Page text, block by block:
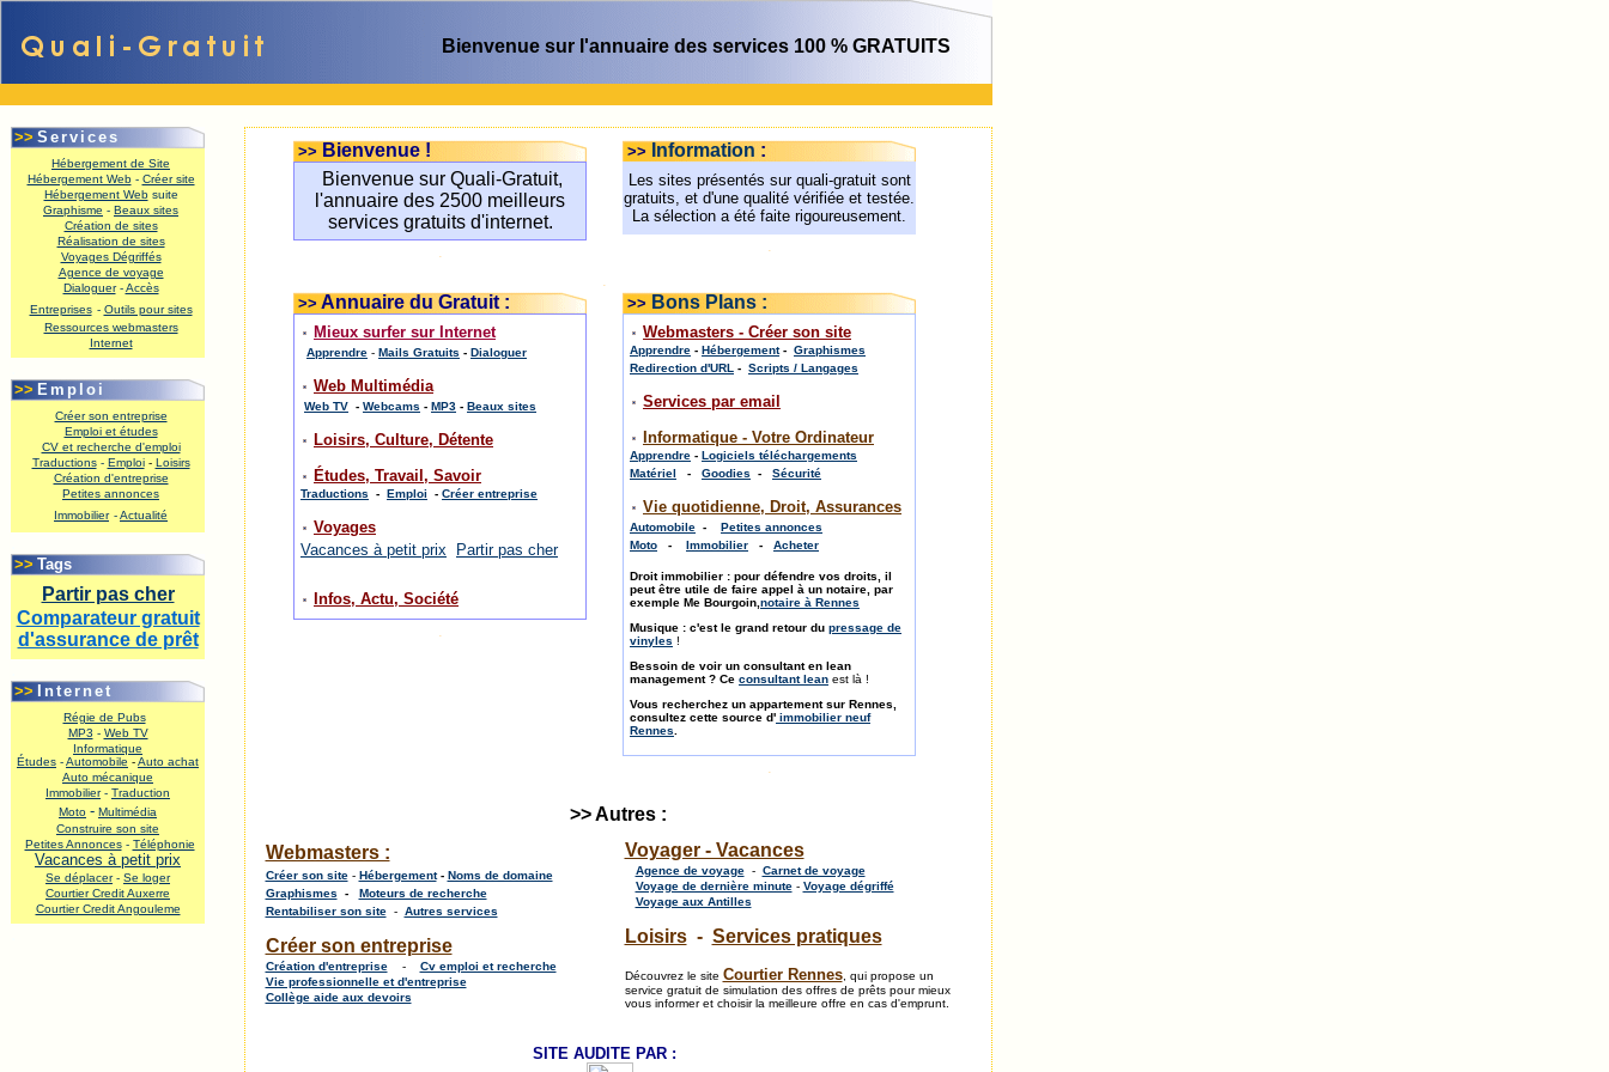
Bienvenue sur l'annuaire des services 100 % GRATUITS
>> Services
Hébergement de Site
Hébergement Web- Créer site
Hébergement Websuite
Graphisme - Beaux sites
Création de sites
Réalisation de sites
Voyages Dégriffés
Agence de voyage
Dialoguer-Accès
Entreprises - Outils pour sites
Ressources webmasters
Internet
>> Emploi
Créer son entreprise
Emploi et études
CV et recherche d'emploi
Traductions- Emploi- Loisirs
Création d'entreprise
Petites annonces
Immobilier -Actualité
>> Tags
Partir pas cher
Comparateur gratuit
d'assurance de prêt
>> Internet
Régie de Pubs
MP3 - Web TV
Informatique
Études -Automobile -Auto achat
Auto mécanique
Immobilier- Traduction
Moto - Multimédia
Construire son site
Petites Annonces- Téléphonie
Vacances à petit prix
Se déplacer- Se loger
Courtier Credit Auxerre
Courtier Credit Angouleme
>> Bienvenue !
Bienvenue sur Quali-Gratuit,
l'annuaire des 2500 meilleurs
services gratuits d'internet.
.
>> Information :
Les sites présentés sur quali-gratuit sont
gratuits, et d'une qualité vérifiée et testée.
La sélection a été faite rigoureusement.
.
.
>> Annuaire du Gratuit :
Mieux surfer sur Internet
Apprendre - Mails Gratuits - Dialoguer
Web Multimédia
Web TV - Webcams - MP3 - Beaux sites
Loisirs, Culture, Détente
Études, Travail, Savoir
Traductions - Emploi - Créer entreprise
Voyages
Vacances à petit prix
Partir pas cher
Infos, Actu, Société
.
>> Bons Plans :
Webmasters - Créer son site
Apprendre - Hébergement- Graphismes
Redirection d'URL - Scripts / Langages
Services par email
Informatique - Votre Ordinateur
Apprendre - Logiciels téléchargements
Matériel - Goodies - Sécurité
Vie quotidienne, Droit, Assurances
Automobile - Petites annonces
Moto - Immobilier - Acheter
Droit immobilier : pour défendre vos droits, il
peut être utile de faire appel à un notaire, par
exemple Me Bourgoin, notaire à Rennes
Musique : c'est le grand retour du pressage de
vinyles !
Bessoin de voir un consultant en lean
management ? Ce consultant lean est là !
Vous recherchez un appartement sur Rennes,
consultez cette source d' immobilier neuf
Rennes
.
>> Autres :
Webmasters :
Créer son site- Hébergement- Noms de domaine
Graphismes -
Moteurs de recherche
Rentabiliser son site - Autres services
Créer son entreprise
Création d'entreprise- Cv emploi et recherche
Vie professionnelle et d'entreprise
Collège aide aux devoirs
Voyager - Vacances
Agence de voyage- Carnet de voyage
Voyage de dernière minute- Voyage dégriffé
Voyage aux Antilles
Loisirs- Services pratiques
Découvrez le site Courtier Rennes, qui propose un
service gratuit de simulation des offres de prêts pour mieux
vous informer et choisir la meilleure offre en cas d'emprunt.
SITE AUDITE PAR :